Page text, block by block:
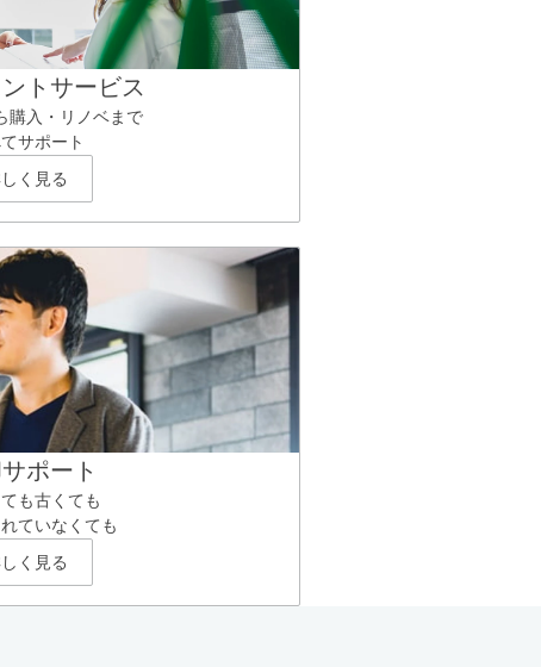
トサービス
購入・リノベまで
サポート
く見る
ポート
も古くても
ていなくても
く見る